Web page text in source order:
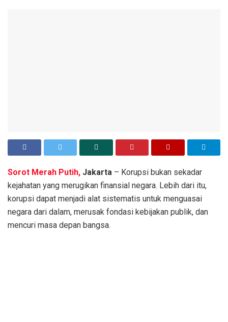
Sorot Merah Putih, Jakarta – Korupsi bukan sekadar
kejahatan yang merugikan finansial negara. Lebih dari itu,
korupsi dapat menjadi alat sistematis untuk menguasai
negara dari dalam, merusak fondasi kebijakan publik, dan
mencuri masa depan bangsa.